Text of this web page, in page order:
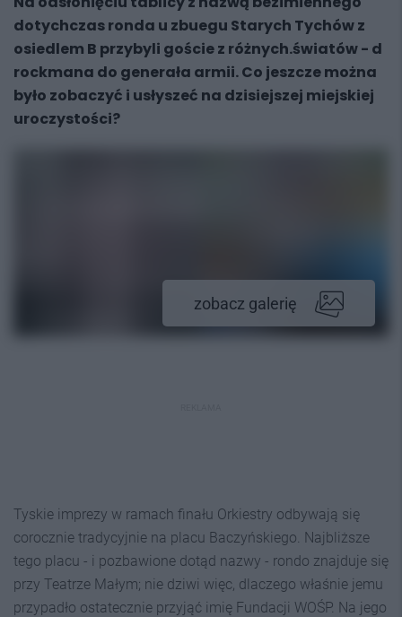
dotychczas ronda u zbuegu Starych Tychów z
osiedlem B przybyli goście z różnych.światów - d
rockmana do generała armii. Co jeszcze można
było zobaczyć i usłyszeć na dzisiejszej miejskiej
uroczystości?
zobacz galerię
Tyskie imprezy w ramach finału Orkiestry odbywają się
corocznie tradycyjnie na placu Baczyńskiego. Najbliższe
tego placu - i pozbawione dotąd nazwy - rondo znajduje się
przy Teatrze Małym; nie dziwi więc, dlaczego właśnie jemu
przypadło ostatecznie przyjąć imię Fundacji WOŚP. Na jego